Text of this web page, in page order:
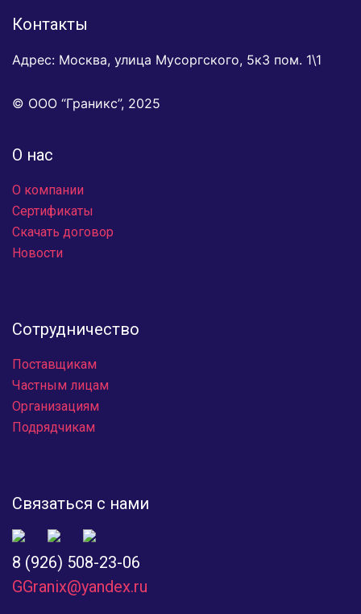
Контакты
Адрес: Москва, улица Мусоргского, 5к3 пом. 1\1
© ООО “Граникс”, 2025
О нас
О компании
Сертификаты
Скачать договор
Новости
Сотрудничество
Поставщикам
Частным лицам
Организациям
Подрядчикам
Связаться с нами
8 (926) 508-23-06
GGranix@yandex.ru